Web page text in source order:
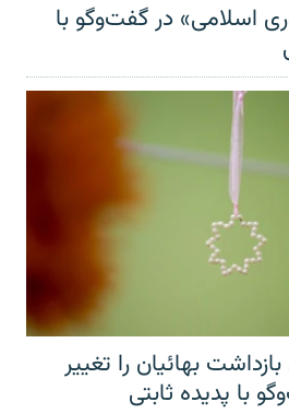
اسلامی» در گفت‌وگو با
بهائیان را تغییر
با پدیده ثابتی